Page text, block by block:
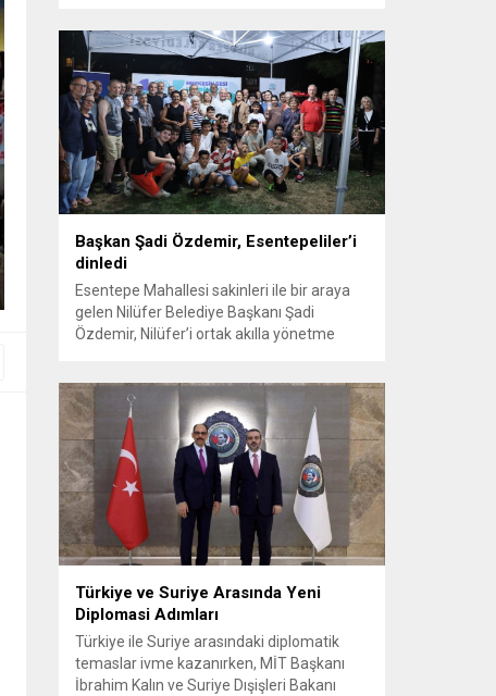
Büyükşehir Belediyesi, BUSKİ Genel
Müdürlüğü ve Ulaşım Dairesi Başkanlığı
koordinasyonuyla Osmangazi ilçesine bağlı
Panayır Mahallesi 3’üncü Pınar
Caddesi’nde altyapı ve üstyapıyı yenileme
çalışmalarında sona yaklaştı. Bölgenin en...
Başkan Şadi Özdemir, Esentepeliler’i
dinledi
Esentepe Mahallesi sakinleri ile bir araya
gelen Nilüfer Belediye Başkanı Şadi
Özdemir, Nilüfer’i ortak akılla yönetme
sorunların üstesinden gelmeye çalıştıklarını
vurguladı. Nilüfer Belediyesi tarafından
mahallelerin ihtiyaçlarını yerinde tespit
edip, çözüm oluşturmak amacıyla
başlatılan “Şadi Başkan’la Akşam Çayı”
buluşmaları, sıcak havaya rağmen...
Türkiye ve Suriye Arasında Yeni
Diplomasi Adımları
Türkiye ile Suriye arasındaki diplomatik
temaslar ivme kazanırken, MİT Başkanı
İbrahim Kalın ve Suriye Dışişleri Bakanı